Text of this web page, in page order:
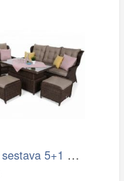
Zahradní sestava 5+1 polyratan / látka